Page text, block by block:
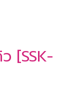
[SSK-